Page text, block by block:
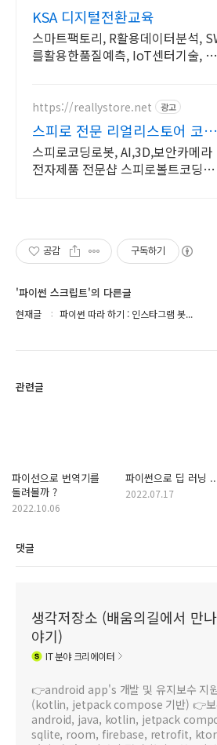
KSA 디지털전환교육
스마트팩토리, R활용데이터분석,
를활용한품질예측, IoT센터기술, 파
https://reallystore.net 광고
스피로 전문 리얼리스토어 코딩
교육을 쉽고 재밌게
스피로코딩로봇, AI,3D,보안카메라
전자제품 전문샵 스피로볼트코딩로
공감 구독하기
'파이썬 스크립트'의 다른글
현재글 파이썬 따라 하기 : 인스타그램 봇...
관련글
파이선으로 번역기를
돌려볼까 ?
2022.10.06
파이썬으로 딥 러닝 ...
2022.07.17
댓글
생각저장소 (배움의길에서 만
야기)
IT분야 크리에이터
👉android app's 개발 및 유지보수 지
(kotlin, jetpack compose 기반) 👉보
android, java, kotlin, jetpack
sqlite, room, firebase, retrofit, ktor